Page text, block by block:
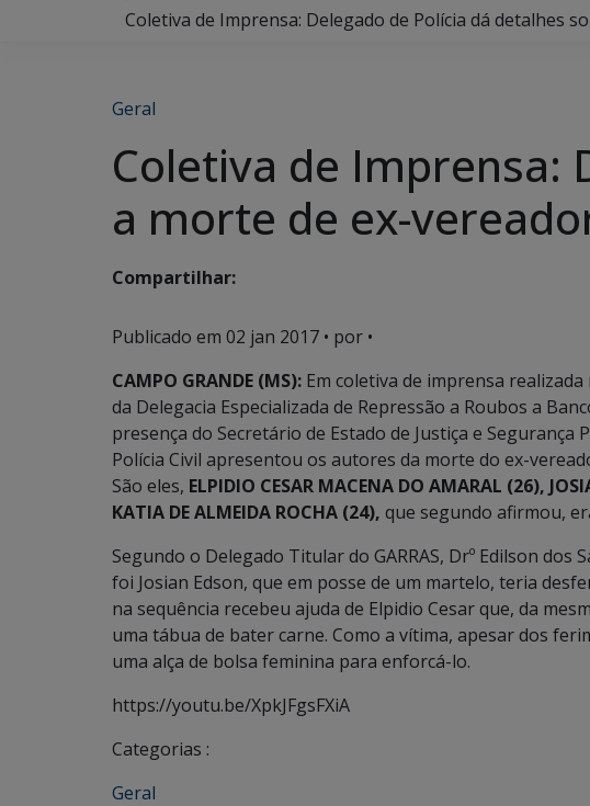
Coletiva de Imprensa: Delegado de Polícia dá detalhes
Geral
Coletiva de Imprensa:
a morte de ex-
Compartilhar:
Publicado em 02 jan 2017 • por •
CAMPO GRANDE (MS): Em coletiva de imprensa
da Delegacia Especializada de Repressão a Roubos a
presença do Secretário de Estado de Justiça e Segurança
Polícia Civil apresentou os autores da morte do ex-
São eles, ELPIDIO CESAR MACENA DO AMARAL (26),
KATIA DE ALMEIDA ROCHA (24), que segundo afirmou,
Segundo o Delegado Titular do GARRAS, Drº Edilson
foi Josian Edson, que em posse de um martelo, teria
na sequência recebeu ajuda de Elpidio Cesar que, da
uma tábua de bater carne. Como a vítima, apesar dos
uma alça de bolsa feminina para enforcá-lo.
https://youtu.be/XpkJFgsFXiA
Categorias :
Geral